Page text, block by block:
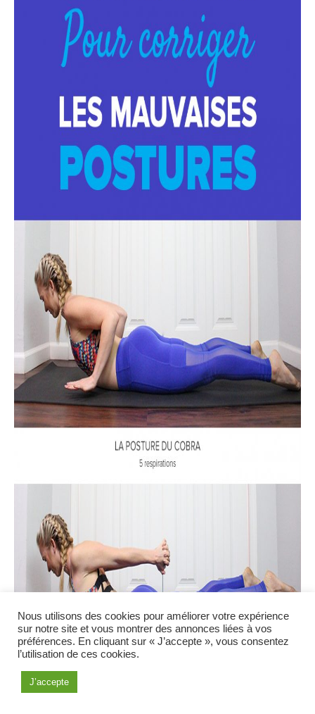
Nous utilisons des cookies pour améliorer votre expérience
sur notre site et vous montrer des annonces liées à vos
préférences. En cliquant sur « J’accepte », vous consentez
l’utilisation de ces cookies.
J’accepte